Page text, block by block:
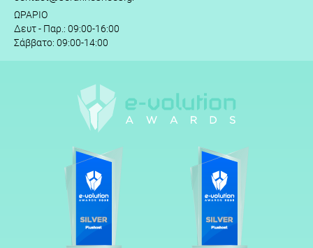
ΩΡΑΡΙΟ
Δευτ - Παρ.: 09:00-16:00
Σάββατο: 09:00-14:00